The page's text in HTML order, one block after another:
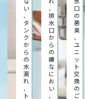
い
、
タ
ン
ク
か
ら
の
水
漏
れ
、
ト
、
排
水
口
か
ら
の
嫌
な
に
お
い
、
口
の
悪
臭
、
ユ
ニ
ッ
ト
交
換
の
ご